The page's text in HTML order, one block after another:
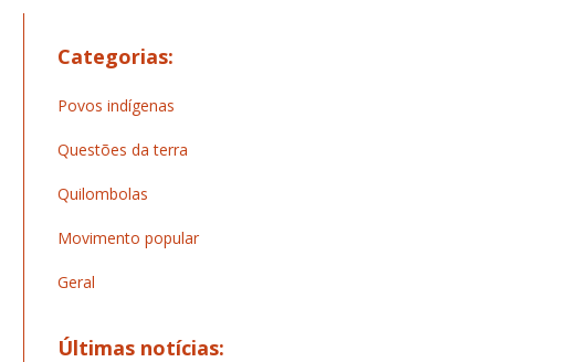
Categorias:
Povos indígenas
Questões da terra
Quilombolas
Movimento popular
Geral
Últimas notícias: